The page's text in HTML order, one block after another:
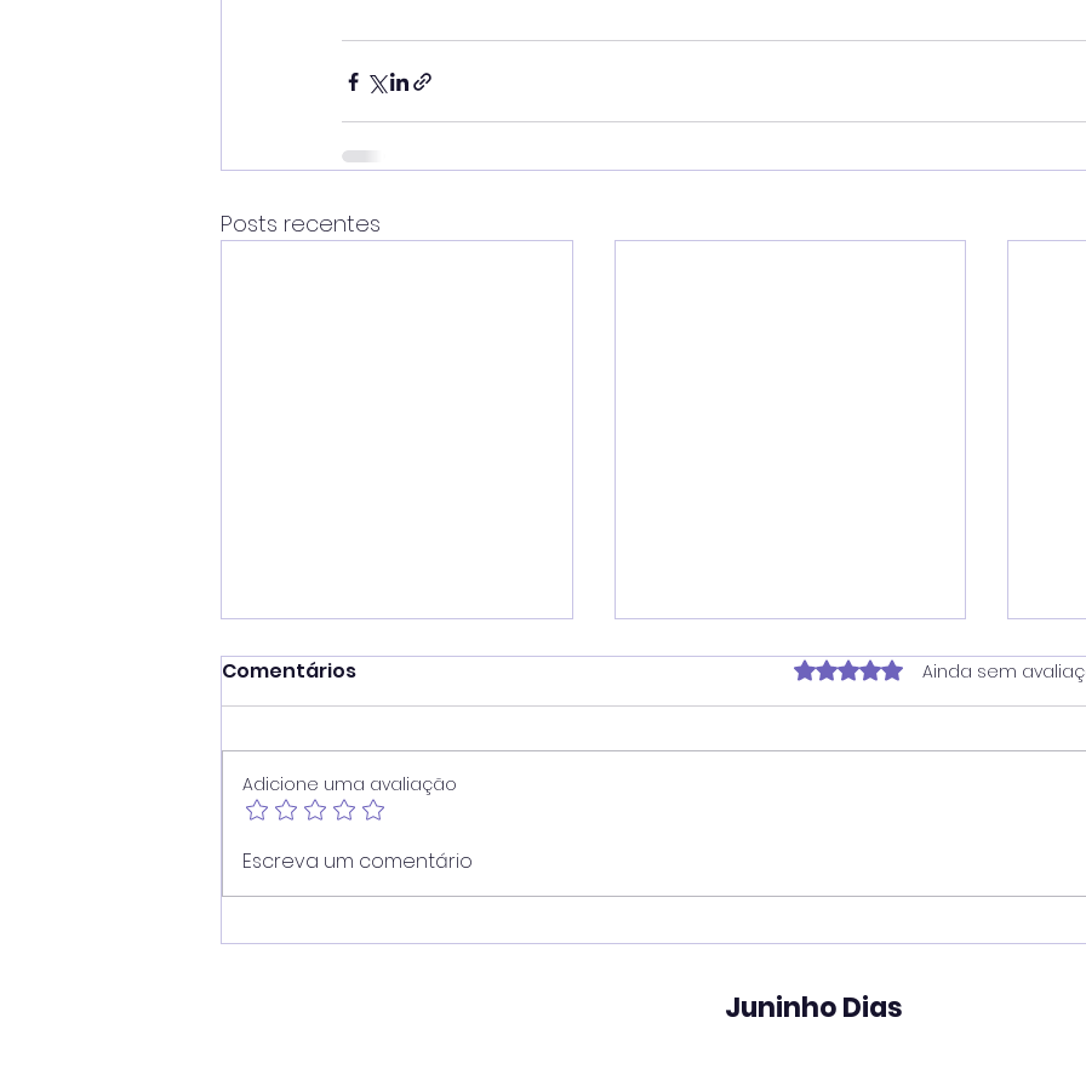
Posts recentes
Vereador Juninho Dias
propõe programa que
propõe ampliação do
Comentários Avaliado com 0 de 5
Ainda sem
Adicione uma avaliação
Escreva um comentário
Juninho Dias